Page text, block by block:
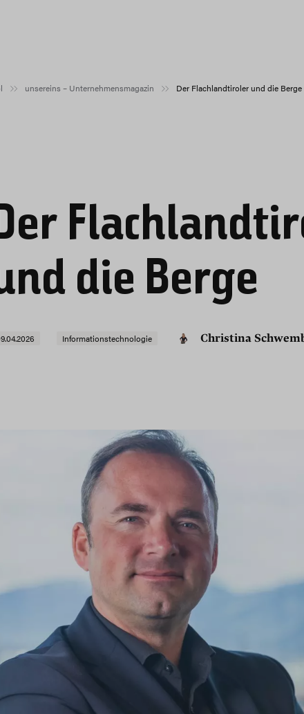
unsereins – Unternehmensmagazin Der Flachlandtiroler und die Berge
die Berge
Informationstechnologie Christina